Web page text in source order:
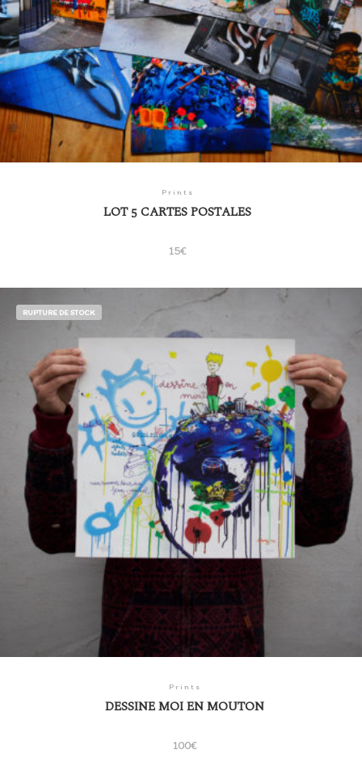
Prints
LOT 5 CARTES POSTALES
15€
RUPTURE DE STOCK
Prints
DESSINE MOI EN MOUTON
100€